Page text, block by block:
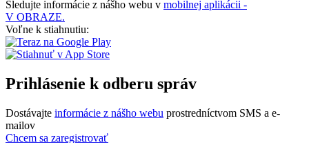
Sledujte informácie z nášho webu v mobilnej aplikácii -
V OBRAZE.
Voľne k stiahnutiu:
Prihlásenie k odberu správ
Dostávajte informácie z nášho webu prostredníctvom SMS a e-
mailov
Chcem sa zaregistrovať